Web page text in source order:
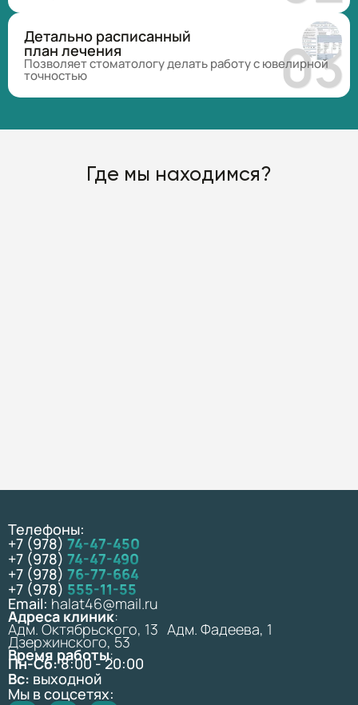
Детально расписанный
план лечения
Позволяет стоматологу делать работу с ювелирной
точностью
Где мы находимся?
Телефоны:
+7 (978) 74-47-450
+7 (978) 74-47-490
+7 (978) 76-77-664
+7 (978) 555-11-55
Email: halat46@mail.ru
Адреса клиник:
Адм. Октябрьского, 13 Адм. Фадеева, 1
Дзержинского, 53
Время работы:
Пн-Сб:8:00 - 20:00
Вс: выходной
Мы в соцсетях: